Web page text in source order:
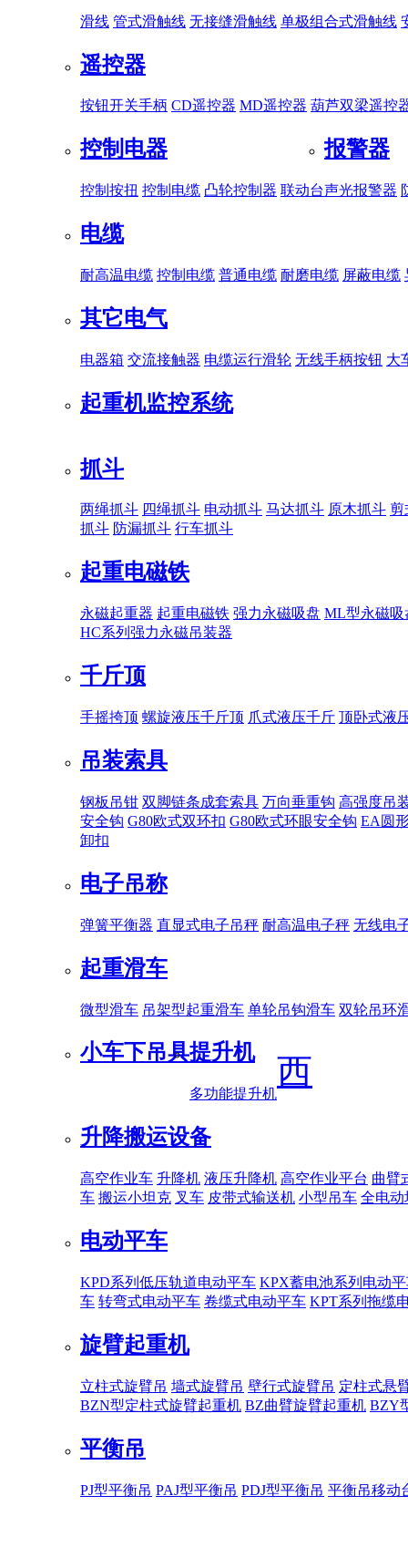
滑线 管式滑触线 无接缝滑触线 单极组合式滑触线
遥控器
按钮开关手柄 CD遥控器 MD遥控器 葫芦双梁遥控
控制电器
控制按扭 控制电缆 凸轮控制器 联动台
报警器
声光报警器
电缆
耐高温电缆 控制电缆 普通电缆 耐磨电缆 屏蔽电缆
其它电气
电器箱 交流接触器 电缆运行滑轮 无线手柄按钮 大
起重机监控系统
抓斗
两绳抓斗 四绳抓斗 电动抓斗 马达抓斗 原木抓斗 剪
抓斗 防漏抓斗 行车抓斗
起重电磁铁
永磁起重器 起重电磁铁 强力永磁吸盘 ML型永磁吸
HC系列强力永磁吊装器
千斤顶
手摇挎顶 螺旋液压千斤顶 爪式液压千斤 顶卧式液
吊装索具
钢板吊钳 双脚链条成套索具 万向垂重钩 高强度吊
安全钩 G80欧式双环扣 G80欧式环眼安全钩 EA圆
卸扣
电子吊称
弹簧平衡器 直显式电子吊秤 耐高温电子秤 无线电
起重滑车
微型滑车 吊架型起重滑车 单轮吊钩滑车 双轮吊环
小车下吊具提升机
多功能提升机
升降搬运设备
高空作业车 升降机 液压升降机 高空作业平台 曲臂
车 搬运小坦克 叉车 皮带式输送机 小型吊车 全电动
电动平车
KPD系列低压轨道电动平车 KPX蓄电池系列电动
车 转弯式电动平车 卷缆式电动平车 KPT系列拖缆
旋臂起重机
立柱式旋臂吊 墙式旋臂吊 壁行式旋臂吊 定柱式悬
BZN型定柱式旋臂起重机 BZ曲臂旋臂起重机 BZY
平衡吊
PJ型平衡吊 PAJ型平衡吊 PDJ型平衡吊 平衡吊移动
西